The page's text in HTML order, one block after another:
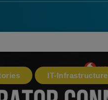
IT-Infrastructure